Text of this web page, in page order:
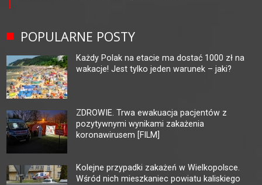
POPULARNE POSTY
Każdy Polak na etacie ma dostać 1000 zł na
wakacje! Jest tylko jeden warunek – jaki?
ZDROWIE. Trwa ewakuacja pacjentów z
pozytywnymi wynikami zakażenia
koronawirusem [FILM]
Kolejne przypadki zakażeń w Wielkopolsce.
Wśród nich mieszkaniec powiatu kaliskiego